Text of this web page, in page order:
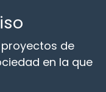
de
en la que